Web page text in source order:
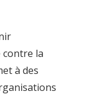
contre la
à des